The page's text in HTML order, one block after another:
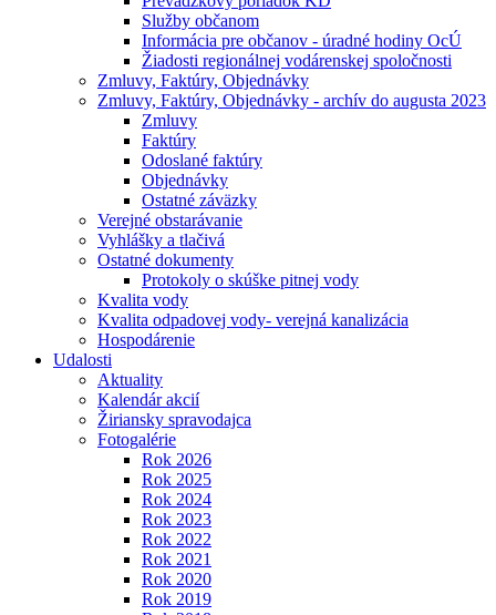
Služby občanom
Informácia pre občanov - úradné hodiny OcÚ
Žiadosti regionálnej vodárenskej spoločnosti
Zmluvy, Faktúry, Objednávky
Zmluvy, Faktúry, Objednávky - archív do augusta 2023
Zmluvy
Faktúry
Odoslané faktúry
Objednávky
Ostatné záväzky
Verejné obstarávanie
Vyhlášky a tlačivá
Ostatné dokumenty
Protokoly o skúške pitnej vody
Kvalita vody
Kvalita odpadovej vody- verejná kanalizácia
Hospodárenie
Udalosti
Aktuality
Kalendár akcií
Žiriansky spravodajca
Fotogalérie
Rok 2026
Rok 2025
Rok 2024
Rok 2023
Rok 2022
Rok 2021
Rok 2020
Rok 2019